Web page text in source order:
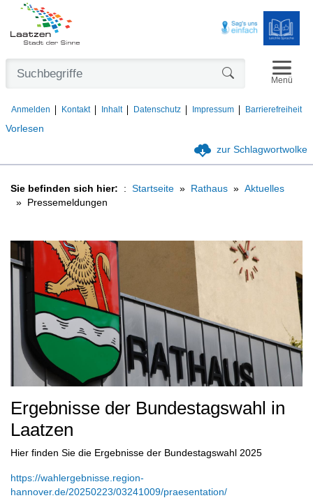
Vorlesen
Anmelden Kontakt Inhalt Datenschutz Impressum Barrierefreiheit
Menü
zur Schlagwortwolke
Sie befinden sich hier: Startseite Rathaus
Aktuelles
Pressemeldungen
Ergebnisse der Bundestagswahl in
Laatzen
Hier finden Sie die Ergebnisse der Bundestagswahl 2025
https://wahlergebnisse.region-
hannover.de/20250223/03241009/praesentation/